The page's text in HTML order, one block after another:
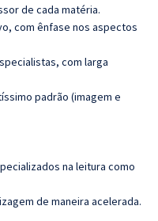
de cada matéria.
com ênfase nos aspectos
com larga
padrão (imagem e
na leitura como
de maneira acelerada.